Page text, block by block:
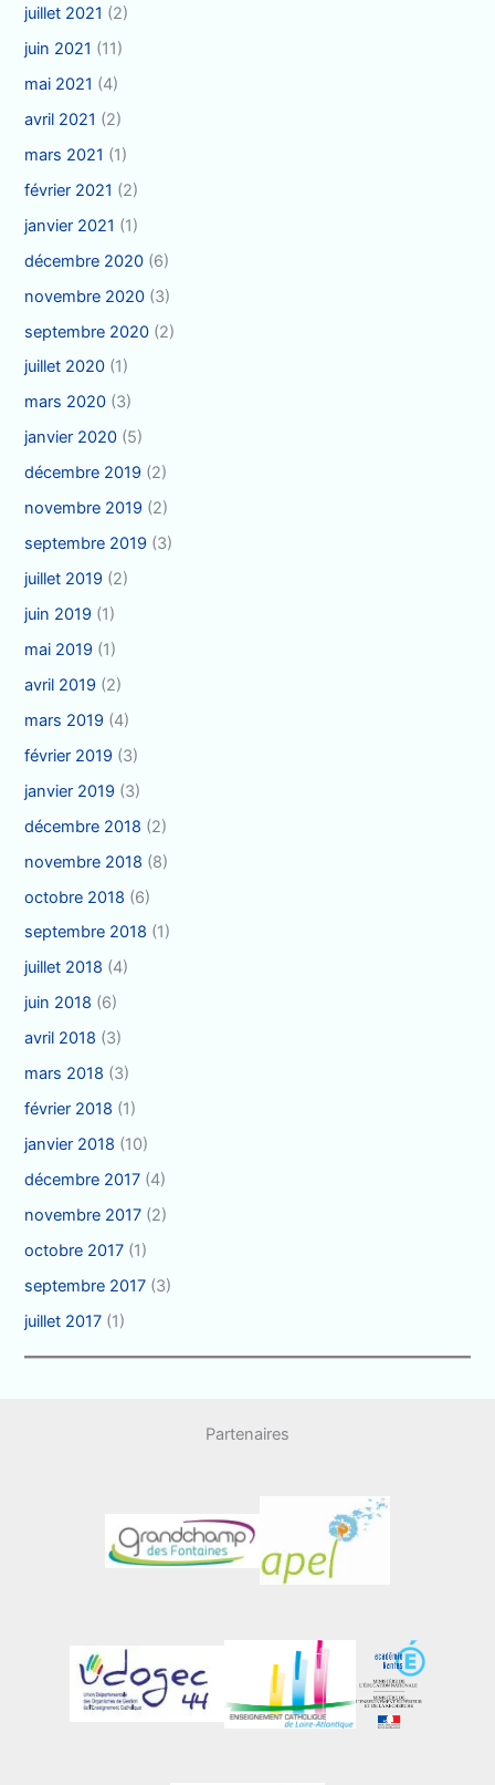
juillet 2021 (2)
juin 2021 (11)
mai 2021 (4)
avril 2021 (2)
mars 2021 (1)
février 2021 (2)
janvier 2021 (1)
décembre 2020 (6)
novembre 2020 (3)
septembre 2020 (2)
juillet 2020 (1)
mars 2020 (3)
janvier 2020 (5)
décembre 2019 (2)
novembre 2019 (2)
septembre 2019 (3)
juillet 2019 (2)
juin 2019 (1)
mai 2019 (1)
avril 2019 (2)
mars 2019 (4)
février 2019 (3)
janvier 2019 (3)
décembre 2018 (2)
novembre 2018 (8)
octobre 2018 (6)
septembre 2018 (1)
juillet 2018 (4)
juin 2018 (6)
avril 2018 (3)
mars 2018 (3)
février 2018 (1)
janvier 2018 (10)
décembre 2017 (4)
novembre 2017 (2)
octobre 2017 (1)
septembre 2017 (3)
juillet 2017 (1)
Partenaires